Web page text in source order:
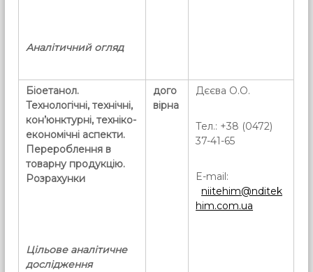
Аналітичний огляд
Біоетанол.
Технологічні, технічні,
кон’юнктурні, техніко-
економічні аспекти.
Перероблення в
товарну продукцію.
Розрахунки
Цільове аналітичне
дослідження
дого
вірна
Дєєва О.О.
Тел.: +38 (0472)
37-41-65
E-mail:
niitehim@nditek
him.com.ua